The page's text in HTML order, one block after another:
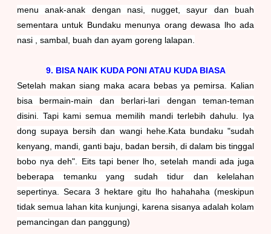
menu anak-anak dengan nasi, nugget, sayur dan buah
sementara untuk Bundaku menunya orang dewasa lho ada
nasi , sambal, buah dan ayam goreng lalapan.
9. BISA NAIK KUDA PONI ATAU KUDA BIASA
Setelah makan siang maka acara bebas ya pemirsa. Kalian
bisa bermain-main dan berlari-lari dengan teman-teman
disini. Tapi kami semua memilih mandi terlebih dahulu. Iya
dong supaya bersih dan wangi hehe. Kata bundaku "sudah
kenyang, mandi, ganti baju, badan bersih, di dalam bis tinggal
bobo nya deh". Eits tapi bener lho, setelah mandi ada juga
beberapa temanku yang sudah tidur dan kelelahan
sepertinya. Secara 3 hektare gitu lho hahahaha (meskipun
tidak semua lahan kita kunjungi, karena sisanya adalah kolam
pemancingan dan panggung)